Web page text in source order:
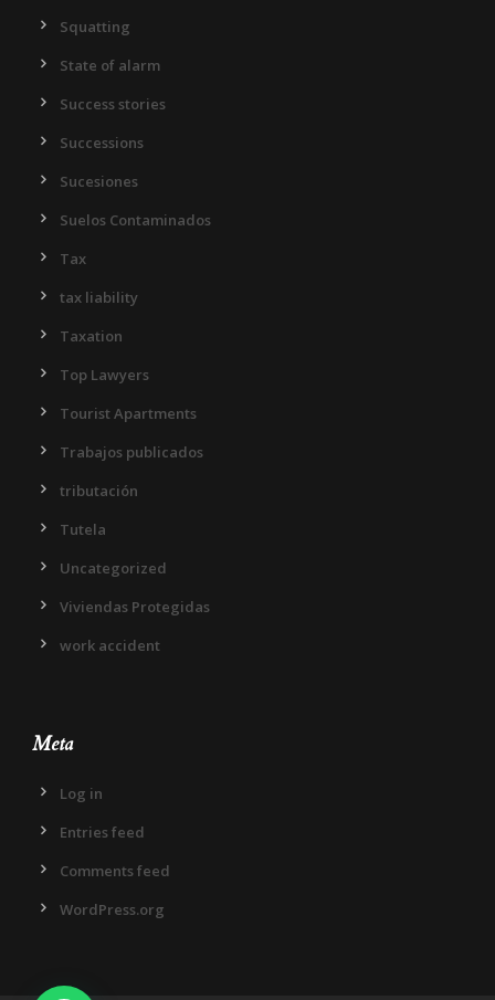
Squatting
State of alarm
Success stories
Successions
Sucesiones
Suelos Contaminados
Tax
tax liability
Taxation
Top Lawyers
Tourist Apartments
Trabajos publicados
tributación
Tutela
Uncategorized
Viviendas Protegidas
work accident
Meta
Log in
Entries feed
Comments feed
WordPress.org